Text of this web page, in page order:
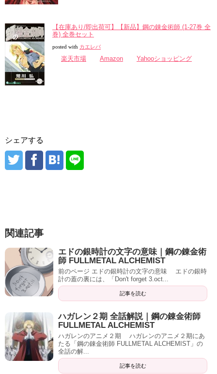
【在庫あり/即出荷可】【新品】鋼の錬金術師 (1-27巻 全
巻) 全巻セット
posted with カエレバ
楽天市場 Amazon Yahooショッピング
シェアする
関連記事
エドの銀時計の文字の意味｜鋼の錬金術
師 FULLMETAL ALCHEMIST
前のページ エドの銀時計の文字の意味 エドの銀時
計の蓋の裏には、「Don't forget 3.oct...
記事を読む
ハガレン２期 全話解説｜鋼の錬金術師
FULLMETAL ALCHEMIST
ハガレンのアニメ２期 ハガレンのアニメ２期にあ
たる「鋼の錬金術師 FULLMETAL ALCHEMIST」の
全話の解...
記事を読む